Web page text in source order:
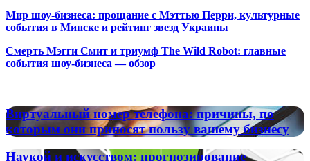
Мир шоу-бизнеса: прощание с Мэттью Перри, культурные
события в Минске и рейтинг звезд Украины
Смерть Мэгги Смит и триумф The Wild Robot: главные
события шоу-бизнеса — обзор
Виртуальный
номер
телефона:
причины,
Виртуальный номер телефона: причины, по
которым они приносят пользу вашему бизнесу
Наукой
Наукой и искусством: прогнозирование